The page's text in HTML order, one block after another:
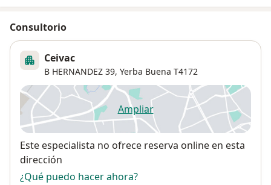
Consultorio
Ceivac
B HERNANDEZ 39, Yerba Buena T4172
Ampliarse abre en una nueva
Disponibilidad
Este especialista no ofrece reserva online en esta
dirección
¿Qué puedo hacer ahora?